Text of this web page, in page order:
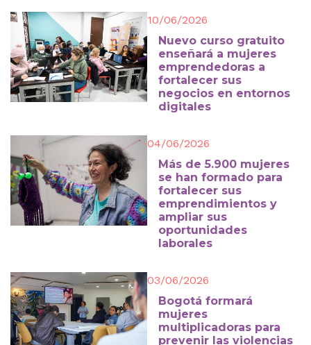
10/06/2026
Nuevo curso gratuito
enseñará a mujeres
emprendedoras a
fortalecer sus
negocios en entornos
digitales
04/06/2026
Más de 5.900 mujeres
se han formado para
fortalecer sus
emprendimientos y
ampliar sus
oportunidades
laborales
03/06/2026
Bogotá formará
mujeres
multiplicadoras para
prevenir las violencias